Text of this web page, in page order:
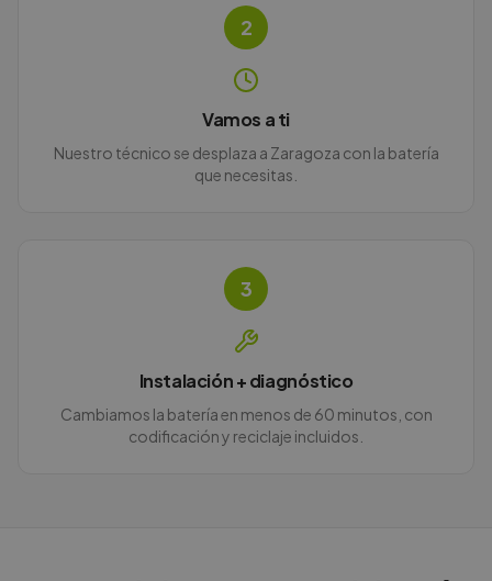
2
Vamos a ti
Nuestro técnico se desplaza a Zaragoza con la batería
que necesitas.
3
Instalación + diagnóstico
Cambiamos la batería en menos de 60 minutos, con
codificación y reciclaje incluidos.